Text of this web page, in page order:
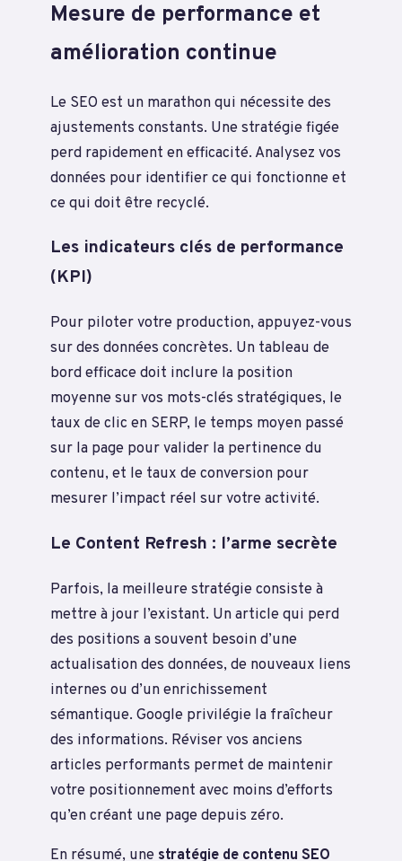
Mesure de performance et
amélioration continue
Le SEO est un marathon qui nécessite des
ajustements constants. Une stratégie figée
perd rapidement en efficacité. Analysez vos
données pour identifier ce qui fonctionne et
ce qui doit être recyclé.
Les indicateurs clés de performance
(KPI)
Pour piloter votre production, appuyez-vous
sur des données concrètes. Un tableau de
bord efficace doit inclure la position
moyenne sur vos mots-clés stratégiques, le
taux de clic en SERP, le temps moyen passé
sur la page pour valider la pertinence du
contenu, et le taux de conversion pour
mesurer l’impact réel sur votre activité.
Le Content Refresh : l’arme secrète
Parfois, la meilleure stratégie consiste à
mettre à jour l’existant. Un article qui perd
des positions a souvent besoin d’une
actualisation des données, de nouveaux liens
internes ou d’un enrichissement
sémantique. Google privilégie la fraîcheur
des informations. Réviser vos anciens
articles performants permet de maintenir
votre positionnement avec moins d’efforts
qu’en créant une page depuis zéro.
En résumé, une stratégie de contenu SEO